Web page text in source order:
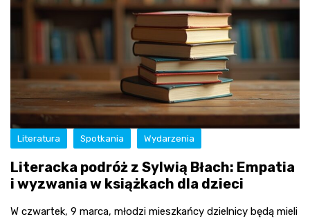
Literatura Spotkania Wydarzenia
Literacka podróż z Sylwią Błach: Empatia
i wyzwania w książkach dla dzieci
W czwartek, 9 marca, młodzi mieszkańcy dzielnicy będą mieli